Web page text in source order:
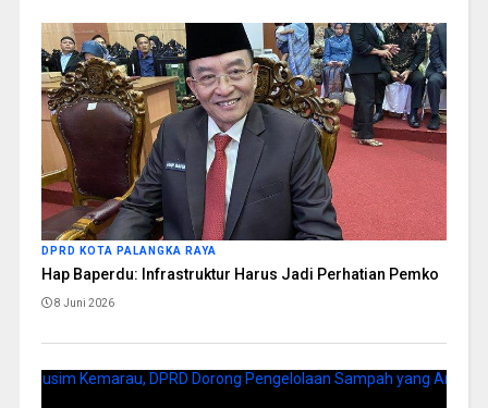
DPRD KOTA PALANGKA RAYA
Hap Baperdu: Infrastruktur Harus Jadi Perhatian Pemko
8 Juni 2026